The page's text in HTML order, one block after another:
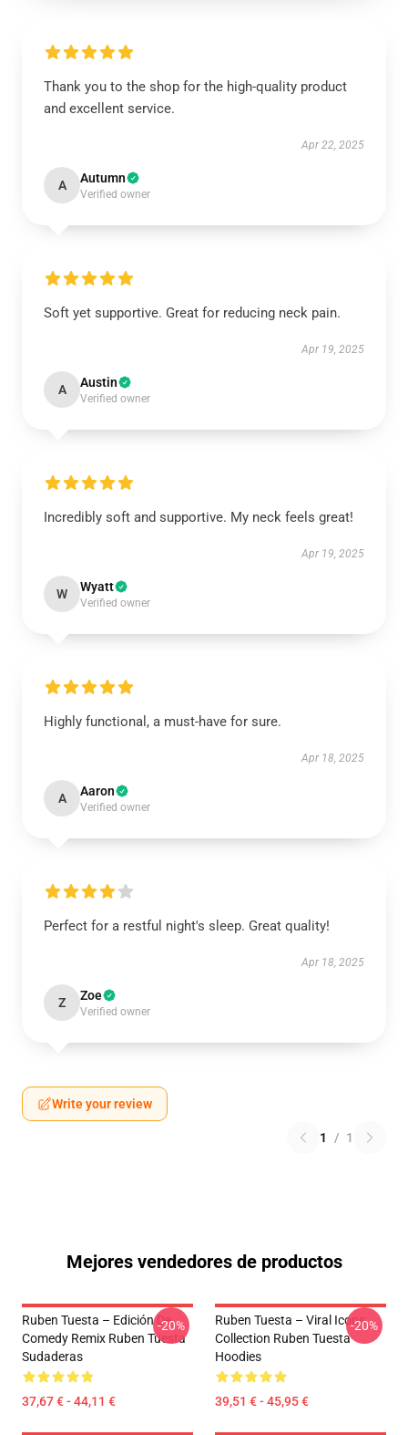
Thank you to the shop for the high-quality product
and excellent service.
Apr 22, 2025
A Autumn
Verified owner
Soft yet supportive. Great for reducing neck pain.
Apr 19, 2025
A Austin
Verified owner
Incredibly soft and supportive. My neck feels great!
Apr 19, 2025
W Wyatt
Verified owner
Highly functional, a must-have for sure.
Apr 18, 2025
A Aaron
Verified owner
Perfect for a restful night's sleep. Great quality!
Apr 18, 2025
Z Zoe
Verified owner
Write your review
1 / 1
Mejores vendedores de productos
Ruben Tuesta – Edición De
Comedy Remix Ruben Tuesta
Sudaderas
37,67 € - 44,11 €
-20%
Ruben Tuesta – Viral Icons
Collection Ruben Tuesta
Hoodies
39,51 € - 45,95 €
-20%